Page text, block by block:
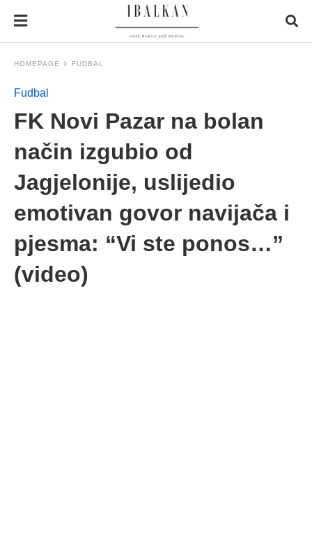
HOMEPAGE FUDBAL
Fudbal
FK Novi Pazar na bolan
način izgubio od
Jagjelonije, uslijedio
emotivan govor navijača i
pjesma: “Vi ste ponos…”
(video)